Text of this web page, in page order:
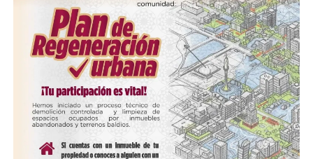
Loading…
COMPARTE ESTA INFORMACIÓN